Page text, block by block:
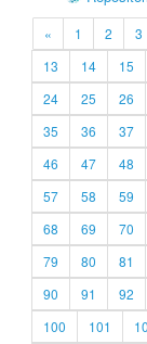
« 1 2 3
13
14 15
24
25 26
35
36 37
46
47 48
57
58 59
68
69 70
79
80 81
90
91 92
100
101